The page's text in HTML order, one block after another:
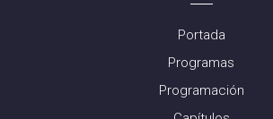
Portada
Programas
Programación